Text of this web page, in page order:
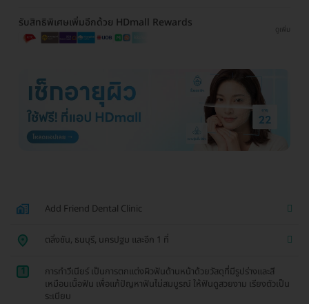
รับสิทธิพิเศษเพิ่มอีกด้วย HDmall Rewards
ดูเพิ่ม
Add Friend Dental Clinic
ตลิ่งชัน, ธนบุรี, นครปฐม และอีก 1 ที่
1
การทำวีเนียร์ เป็นการตกแต่งผิวฟันด้านหน้าด้วยวัสดุที่มีรูปร่างและสี
เหมือนเนื้อฟัน เพื่อแก้ปัญหาฟันไม่สมบูรณ์ ให้ฟันดูสวยงาม เรียงตัวเป็น
ระเบียบ